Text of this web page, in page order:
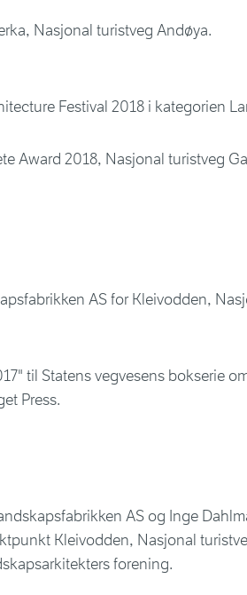
Nasjonal turistveg Andøya.
Festival 2018 i kategorien
Award 2018, Nasjonal turistveg
AS for Kleivodden,
til Statens vegvesens bokserie
Press.
AS og Inge
Kleivodden, Nasjonal
forening.